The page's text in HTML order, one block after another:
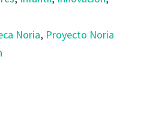
Noria, Proyecto Noria